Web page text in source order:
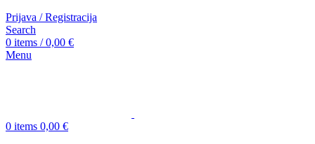
Prijava / Registracija
Search
0 items / 0,00 €
Menu
0 items 0,00 €